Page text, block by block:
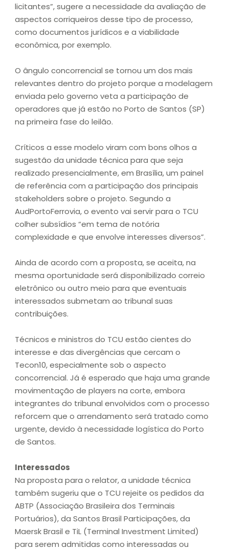
licitantes”, sugere a necessidade da avaliação de
aspectos corriqueiros desse tipo de processo,
como documentos jurídicos e a viabilidade
econômica, por exemplo.
O ângulo concorrencial se tornou um dos mais
relevantes dentro do projeto porque a modelagem
enviada pelo governo veta a participação de
operadores que já estão no Porto de Santos (SP)
na primeira fase do leilão.
Críticos a esse modelo viram com bons olhos a
sugestão da unidade técnica para que seja
realizado presencialmente, em Brasília, um painel
de referência com a participação dos principais
stakeholders sobre o projeto. Segundo a
AudPortoFerrovia, o evento vai servir para o TCU
colher subsídios “em tema de notória
complexidade e que envolve interesses diversos”.
Ainda de acordo com a proposta, se aceita, na
mesma oportunidade será disponibilizado correio
eletrônico ou outro meio para que eventuais
interessados submetam ao tribunal suas
contribuições.
Técnicos e ministros do TCU estão cientes do
interesse e das divergências que cercam o
Tecon10, especialmente sob o aspecto
concorrencial. Já é esperado que haja uma grande
movimentação de players na corte, embora
integrantes do tribunal envolvidos com o processo
reforcem que o arrendamento será tratado como
urgente, devido à necessidade logística do Porto
de Santos.
Interessados
Na proposta para o relator, a unidade técnica
também sugeriu que o TCU rejeite os pedidos da
ABTP (Associação Brasileira dos Terminais
Portuários), da Santos Brasil Participações, da
Maersk Brasil e TiL (Terminal Investment Limited)
para serem admitidas como interessadas ou